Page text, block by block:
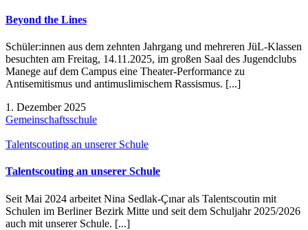
Beyond the Lines
Schüler:innen aus dem zehnten Jahrgang und mehreren JüL-Klassen
besuchten am Freitag, 14.11.2025, im großen Saal des Jugendclubs
Manege auf dem Campus eine Theater-Performance zu
Antisemitismus und antimuslimischem Rassismus. [...]
1. Dezember 2025
Gemeinschaftsschule
Talentscouting an unserer Schule
Talentscouting an unserer Schule
Seit Mai 2024 arbeitet Nina Sedlak-Çınar als Talentscoutin mit
Schulen im Berliner Bezirk Mitte und seit dem Schuljahr 2025/2026
auch mit unserer Schule. [...]